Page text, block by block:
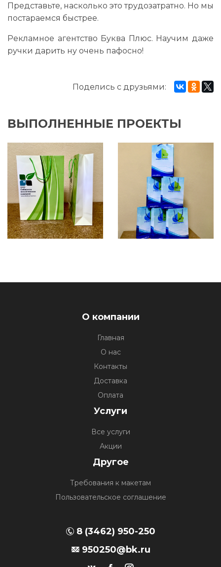
Представьте, насколько это трудозатратно. Но мы
постараемся быстрее.
Рекламное агентство Буква Плюс. Научим даже
ручки дарить ну очень пафосно!
Поделись с друзьями:
ВЫПОЛНЕННЫЕ ПРОЕКТЫ
О компании
Главная
О нас
Контакты
Доставка
Оплата
Услуги
Все услуги
Акции
Другое
Требования к макетам
Пользовательское соглашение
8 (3462) 950-250
950250@bk.ru